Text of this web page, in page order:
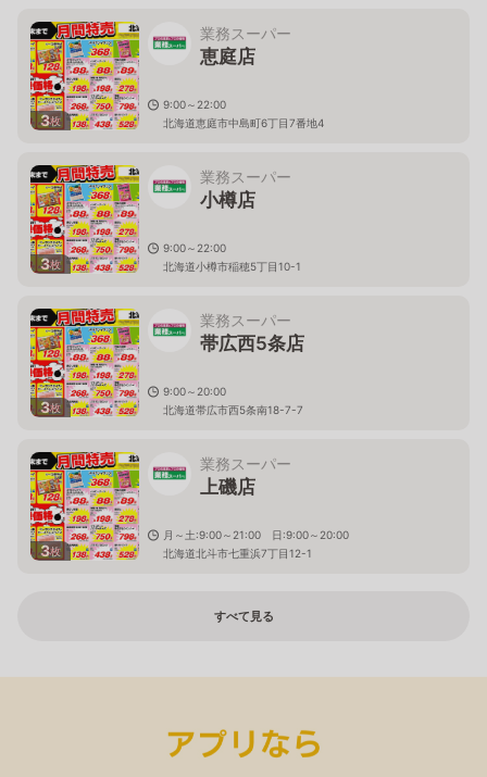
3枚
業務スーパー
恵庭店
9:00～22:00
北海道恵庭市中島町6丁目7番地4
3枚
業務スーパー
小樽店
9:00～22:00
北海道小樽市稲穂5丁目10-1
3枚
業務スーパー
帯広西5条店
9:00～20:00
北海道帯広市西5条南18-7-7
3枚
業務スーパー
上磯店
月～土:9:00～21:00 日:9:00～20:00
北海道北斗市七重浜7丁目12-1
すべて見る